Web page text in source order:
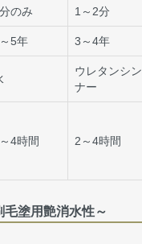
のみ 1～2分
5年 3～4年
ウレタンシン
ナー
4時間 2～4時間
毛塗用艶消水性～